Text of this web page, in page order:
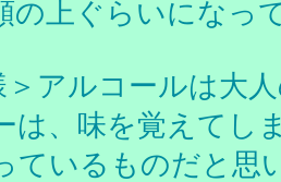
の上ぐらいになっ
アルコールは大
は、味を覚えてし
ているものだと思